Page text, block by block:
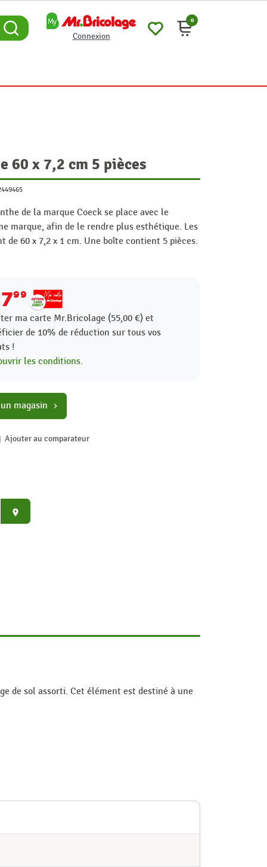
Connexion
0
60 x 7,2 cm 5 pièces
de la marque Coeck se place avec le
marque, afin de le rendre plus esthétique. Les
de 60 x 7,2 x 1 cm. Une boîte contient 5 pièces.
99
ma carte Mr.Bricolage (55,00 €) et
de 10% de réduction sur tous vos
!
les conditions.
magasin chevron_right
Ajouter au comparateur
place
de sol assorti. Cet élément est destiné à une